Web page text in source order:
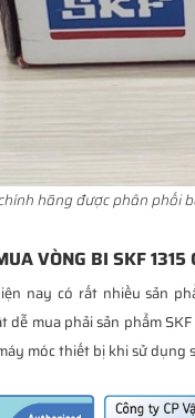
hãng được phân phối
VÒNG BI SKF 1315
nay có rất nhiều sản
dễ mua phải sản phẩm
móc thiết bị khi sử dụng